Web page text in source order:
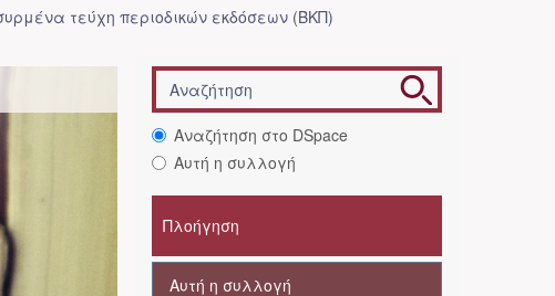
τεύχη περιοδικών εκδόσεων (ΒΚΠ)
Αναζήτηση στο DSpace
Αυτή η συλλογή
Πλοήγηση
Αυτή η συλλογή